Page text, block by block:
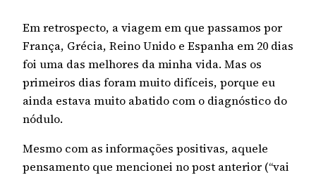
Em retrospecto, a viagem em que passamos por
França, Grécia, Reino Unido e Espanha em 20 dias
foi uma das melhores da minha vida. Mas os
primeiros dias foram muito difíceis, porque eu
ainda estava muito abatido com o diagnóstico do
nódulo.
Mesmo com as informações positivas, aquele
pensamento que mencionei no post anterior (“vai